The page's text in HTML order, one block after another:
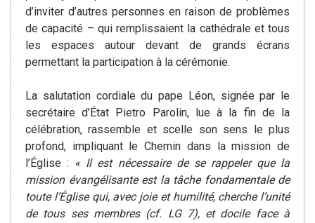
d’inviter d’autres personnes en raison de problèmes
de capacité – qui remplissaient la cathédrale et tous
les espaces autour devant de grands écrans
permettant la participation à la cérémonie.
La salutation cordiale du pape Léon, signée par le
secrétaire d’État Pietro Parolin, lue à la fin de la
célébration, rassemble et scelle son sens le plus
profond, impliquant le Chemin dans la mission de
l’Église : « Il est nécessaire de se rappeler que la
mission évangélisante est la tâche fondamentale de
toute l’Église qui, avec joie et humilité, cherche l’unité
de tous ses membres (cf. LG 7), et docile face à